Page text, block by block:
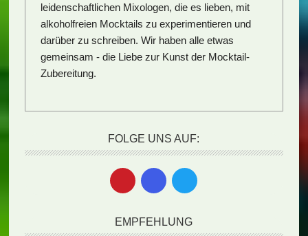
leidenschaftlichen Mixologen, die es lieben, mit
alkoholfreien Mocktails zu experimentieren und
darüber zu schreiben. Wir haben alle etwas
gemeinsam - die Liebe zur Kunst der Mocktail-
Zubereitung.
FOLGE UNS AUF:
EMPFEHLUNG